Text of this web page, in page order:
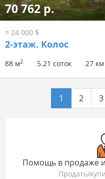
70 762 р.
≈ 24 000 $
2-этаж. Колос
88 м2 5.21 соток 27
1 2 3
Помощь в продаже
Продать/